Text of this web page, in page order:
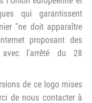
qui garantissent
"ne doit apparaître
proposant des
avec l'arrêté du 28
de ce logo mises
de nous contacter à